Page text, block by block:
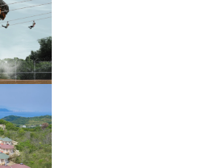
北斗七星135°